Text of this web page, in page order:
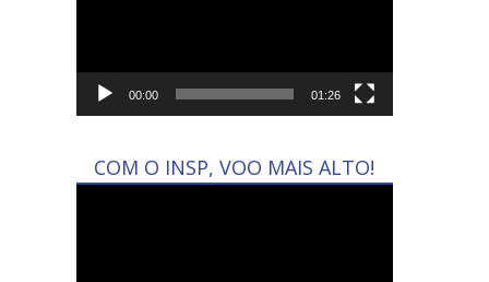
00:00 01:26
COM O INSP, VOO MAIS ALTO!